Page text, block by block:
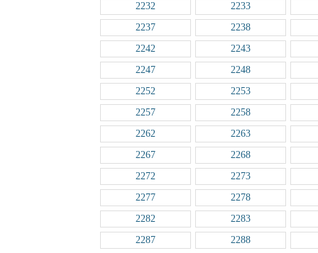
2232
2233
2237
2238
2242
2243
2247
2248
2252
2253
2257
2258
2262
2263
2267
2268
2272
2273
2277
2278
2282
2283
2287
2288